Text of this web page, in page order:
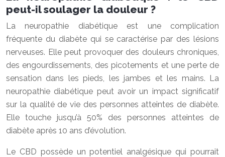
peut-il soulager la douleur ?
La neuropathie diabétique est une complication
fréquente du diabète qui se caractérise par des lésions
nerveuses. Elle peut provoquer des douleurs chroniques,
des engourdissements, des picotements et une perte de
sensation dans les pieds, les jambes et les mains. La
neuropathie diabétique peut avoir un impact significatif
sur la qualité de vie des personnes atteintes de diabète.
Elle touche jusqu’à 50% des personnes atteintes de
diabète après 10 ans d’évolution.
Le CBD possède un potentiel analgésique qui pourrait